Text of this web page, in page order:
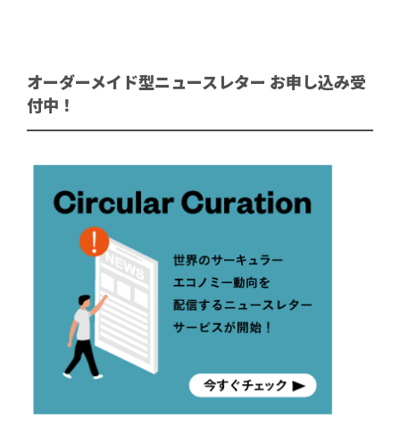
オーダーメイド型ニュースレター お申し込み受
付中！